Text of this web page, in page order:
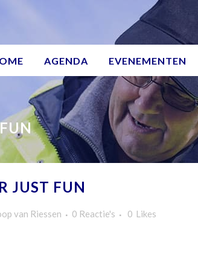
AGENDA EVENEMENTEN
JUST FUN
van Riessen 0 Reactie's 0 Likes